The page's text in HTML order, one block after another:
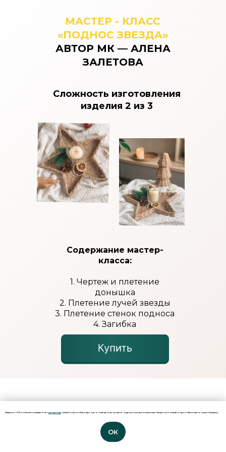
Нажмите «ОК», если вы соглашаетесь с условиями обработки cookie и данных о поведении на сайте, нужных нам для аналитики. Запретить обработку cookie можете через браузер.
ОК
МАСТЕР - КЛАСС
«ПОДНОС ЗВЕЗДА»
АВТОР МК — АЛЕНА
ЗАЛЕТОВА
Содержание мастер-
класса:
1. Чертеж и плетение
донышка
2. Плетение лучей звезды
3. Плетение стенок подноса
4. Загибка
Сложность изготовления
изделия 2 из 3